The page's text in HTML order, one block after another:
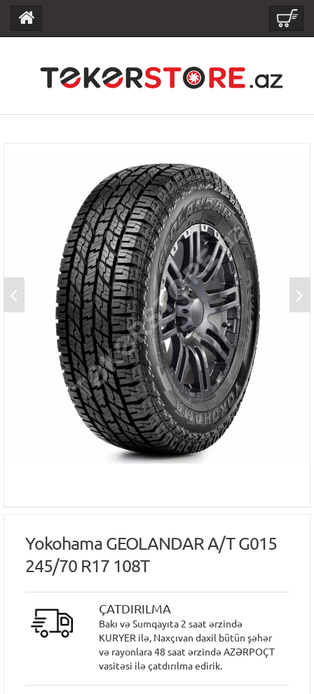
Yokohama GEOLANDAR A/T G015
245/70 R17 108T
ÇATDIRILMA
Bakı və Sumqayıta 2 saat ərzində
KURYER ilə, Naxçıvan daxil bütün şəhər
və rayonlara 48 saat ərzində AZƏRPOÇT
vasitəsi ilə çatdırılma edirik.